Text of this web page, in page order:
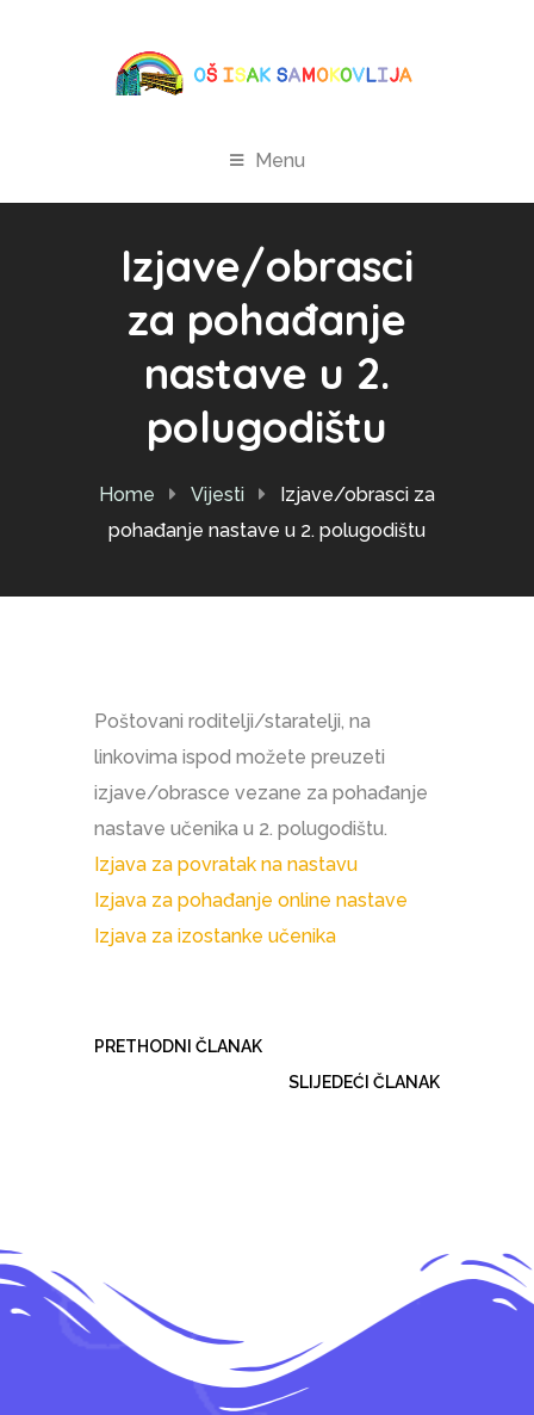
Menu
Izjave/obrasci
za pohađanje
nastave u 2.
polugodištu
Home Vijesti
Izjave/obrasci za
pohađanje nastave u 2. polugodištu
Poštovani roditelji/staratelji, na
linkovima ispod možete preuzeti
izjave/obrasce vezane za pohađanje
nastave učenika u 2. polugodištu.
Izjava za povratak na nastavu
Izjava za pohađanje online nastave
Izjava za izostanke učenika
PRETHODNI ČLANAK
SLIJEDEĆI ČLANAK